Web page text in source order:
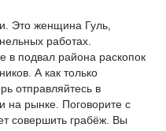
Это женщина Гуль,
работах.
в подвал района раскопок
А как только
отправляйтесь в
на рынке. Поговорите с
совершить грабёж. Вы